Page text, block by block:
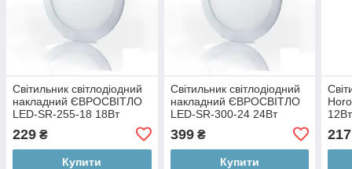
Світильник світлодіодний
накладний ЄВРОСВІТЛО
LED-SR-255-18 18Вт
(000038835)
229 ₴
Купити
Світильник світлодіодний
накладний ЄВРОСВІТЛО
LED-SR-300-24 24Вт
(000039194)
399₴
Купити